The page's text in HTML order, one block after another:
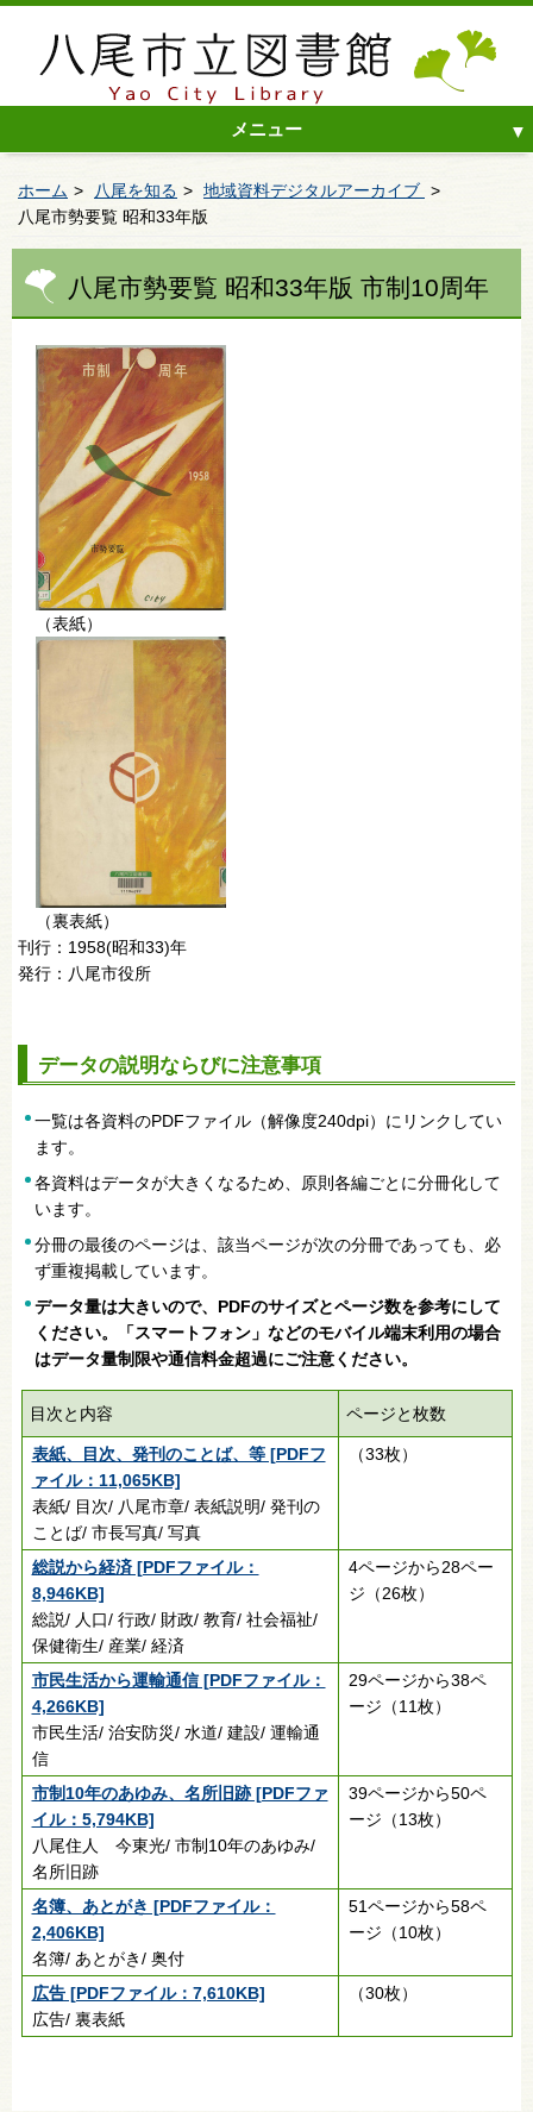
メニュー
ホーム 八尾を知る
地域資料デジタルアーカイブ
八尾市勢要覧 昭和33年版
八尾市勢要覧 昭和33年版 市制10周年
（表紙）
（裏表紙）
刊行：1958(昭和33)年
発行：八尾市役所
データの説明ならびに注意事項
一覧は各資料のPDFファイル（解像度240dpi）にリンクしてい
ます。
各資料はデータが大きくなるため、原則各編ごとに分冊化して
います。
分冊の最後のページは、該当ページが次の分冊であっても、必
ず重複掲載しています。
データ量は大きいので、PDFのサイズとページ数を参考にして
ください。「スマートフォン」などのモバイル端末利用の場合
はデータ量制限や通信料金超過にご注意ください。
目次と内容 ページと枚数
表紙、目次、発刊のことば、等 [PDFフ
ァイル：11,065KB]
表紙/ 目次/ 八尾市章/ 表紙説明/ 発刊の
ことば/ 市長写真/ 写真
（33枚）
総説から経済 [PDFファイル：
8,946KB]
総説/ 人口/ 行政/ 財政/ 教育/ 社会福祉/
保健衛生/ 産業/ 経済
4ページから28ペー
ジ（26枚）
市民生活から運輸通信 [PDFファイル：
4,266KB]
市民生活/ 治安防災/ 水道/ 建設/ 運輸通
信
29ページから38ペ
ージ（11枚）
市制10年のあゆみ、名所旧跡 [PDFファ
イル：5,794KB]
八尾住人 今東光/ 市制10年のあゆみ/
名所旧跡
39ページから50ペ
ージ（13枚）
名簿、あとがき [PDFファイル：
2,406KB]
名簿/ あとがき/ 奥付
51ページから58ペ
ージ（10枚）
広告 [PDFファイル：7,610KB]
広告/ 裏表紙
（30枚）